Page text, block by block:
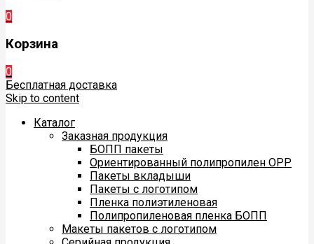
0
Корзина
0
Бесплатная доставка
Skip to content
Каталог
Заказная продукция
БОПП пакеты
Ориентированный полипропилен ОРР
Пакеты вкладыши
Пакеты с логотипом
Пленка полиэтиленовая
Полипропиленовая пленка БОПП
Макеты пакетов с логотипом